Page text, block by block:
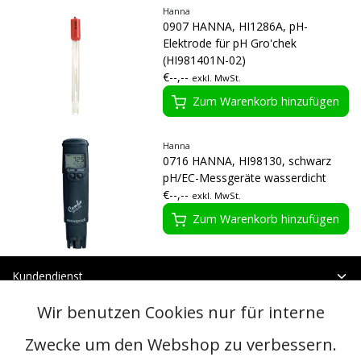
Hanna
0907 HANNA, HI1286A, pH-
Elektrode für pH Gro'chek
(HI981401N-02)
€--,-- exkl. MwSt.
Zum Warenkorb hinzufügen
Hanna
0716 HANNA, HI98130, schwarz
pH/EC-Messgeräte wasserdicht
€--,-- exkl. MwSt.
Zum Warenkorb hinzufügen
Kundendienst
Kategorien
Kontakt
Wir benutzen Cookies nur für interne
Zwecke um den Webshop zu verbessern.